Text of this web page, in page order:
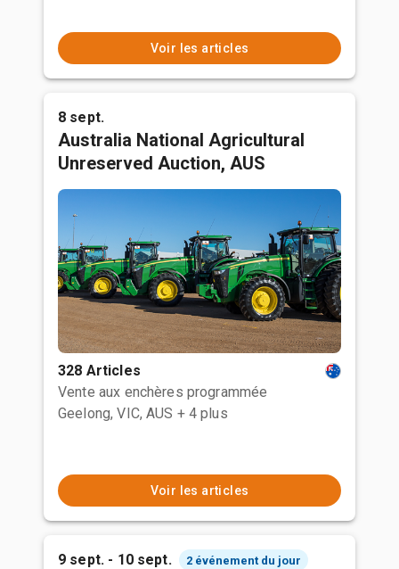
Voir les articles
8 sept.
Australia National Agricultural
Unreserved Auction, AUS
328 Articles
Vente aux enchères programmée
Geelong, VIC, AUS + 4 plus
Voir les articles
9 sept. - 10 sept. 2 événement du jour